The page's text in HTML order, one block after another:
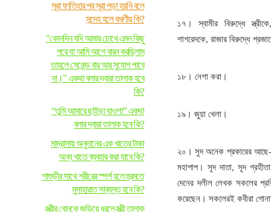
সূরা ফাতিহার পর সূরা পড়া হয়নি বলে
সন্দেহ হলে করণীয় কি?
"কোনদিন যদি আমার চোখে এমন কিছু
পরে যা আমি আগে বারন করছিলাম
তাহলে সেকেন্ড বার আর সুযোগ পাবে
না।" একথা বলার দ্বারা তালাক হবে
কি?
“তুমি আমারে ছাইড়া যাওগা” একথা
বলার দ্বারা তালাক হবে কি?
মাদ্রাসায় অনুদানের এক খাতের টাকা
অন্য খাতে ব্যবহার করা যাবে কি?
শাশুড়ীর সাথে শরীরের স্পর্শ হলে হুরমতে
মুসাহারাত সাব্যস্ত হবে কি?
স্ত্রীর বোনকে জড়িয়ে ধরলে স্ত্রী তালাক
১৭। স্বামীর বিরুদ্ধে
শাগরেদকে, রাজার বিরুদ্ধে
১৮। নেশা করা।
১৯। জুয়া খেলা।
২০। সুদ অনেক প্রকারের আছে-
মহাপাপ। সূদ দাতা, সূদ
দেনের দলীল লেখক সকলের
করেছেন। সকলেরই কবীরা